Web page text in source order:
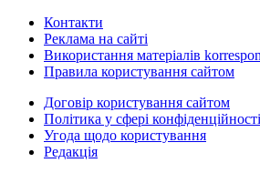
Контакти
Реклама на сайті
Використання матеріалів
Правила користування сайтом
Договір користування сайтом
Політика у сфері
Угода щодо користування
Редакція